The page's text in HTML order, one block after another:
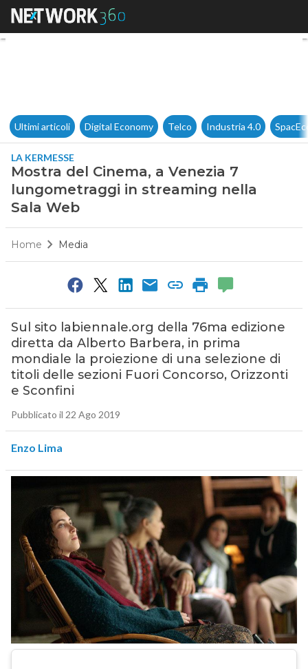
Mostra del Cinema, a
Ultimi articoli Digital Economy Telco Industria 4.0
LA KERMESSE
Mostra del Cinema, a Venezia 7
lungometraggi in streaming nella
Sala Web
Home Media
Sul sito labiennale.org della 76ma edizione
diretta da Alberto Barbera, in prima
mondiale la proiezione di una selezione di
titoli delle sezioni Fuori Concorso, Orizzonti
e Sconfini
Pubblicato il 22 Ago 2019
Enzo Lima